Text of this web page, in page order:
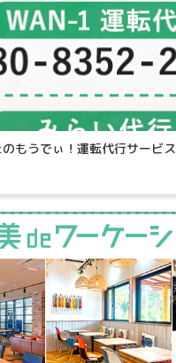
もうでぃ！運転代行サービス